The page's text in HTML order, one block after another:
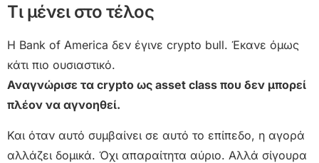
Τι μένει στο τέλος
Η Bank of America δεν έγινε crypto bull. Έκανε όμως
κάτι πιο ουσιαστικό.
Αναγνώρισε τα crypto ως asset class που δεν μπορεί
πλέον να αγνοηθεί.
Και όταν αυτό συμβαίνει σε αυτό το επίπεδο, η αγορά
αλλάζει δομικά. Όχι απαραίτητα αύριο. Αλλά σίγουρα